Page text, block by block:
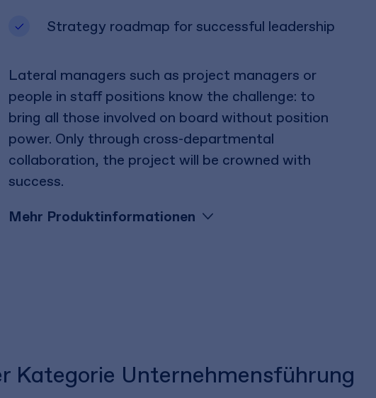
Strategy roadmap for successful leadership
Lateral managers such as project managers or
people in staff positions know the challenge: to
bring all those involved on board without position
power. Only through cross-departmental
collaboration, the project will be crowned with
success.
Mehr Produktinformationen
Kategorie Unternehmensführung